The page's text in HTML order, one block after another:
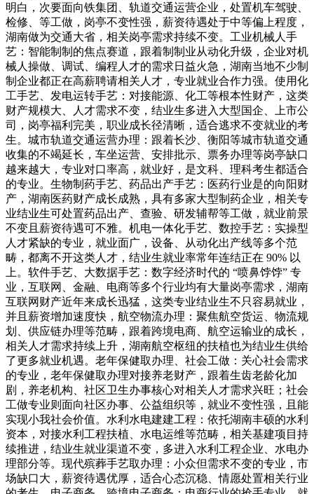
明白，次要面向铁集团、轨道交通运营企业，处置机车驾驶、
检修、等工做，岗亭不变性强，薪资待遇处于中等偏上程度，
湖南做为交通大省，相关岗亭需求持续不变。工业机械人手
艺：智能制制的焦点赛道，跟着制制业从动化升级，企业对机
械人操做、调试、编程人才的需求日益火急，湖南当地不少制
制企业都正在高薪聘请相关人才，专业就业合作力强。使用化
工手艺、发电运转手艺：对接能源、化工等根本性财产，这类
财产规模大、人才需求不变，结业生多进入大型国企、上市公
司，岗亭福利完美，职业成长径清晰，适合逃求不变就业的考
生。城市轨道交通运营办理：跟着长沙、衡阳等城市轨道交通
收集的不竭延长，车坐运营、安排批示、票务办理等岗亭缺口
越来越大，专业对口率高，就业好，是文科、理科考生都适合
的专业。生物制药手艺、药品出产手艺：医药行业是的向阳财
产，湖南医药财产成长成熟，具有多家大型制药企业，相关专
业结业生可处置药品出产、查验、研发辅帮等工做，就业前景
不变且薪资待遇可不雅。机电一体化手艺、数控手艺：实操型
人才紧缺的专业，就业面广，设备、从动化出产线等多个范
畴，都离不开这类人才，结业生就业率常年连结正在 90% 以
上。软件手艺、大数据手艺：数字经济时代的 “喷鼻饽饽” 专
业，互联网、金融、电商等多个行业均有大量岗亭需求，湖南
互联网财产近年来成长迅猛，这类专业结业生不只容易就业，
并且薪资增加速度快，航空物流办理：聚焦航空货运、物流规
划、供应链办理等范畴，跟着跨境电商、航空运输业的成长，
相关人才需求持续上升，湖南航空枢纽的扶植也为结业生供给
了更多就业机遇。老年保健取办理、社会工做：关心社会需求
的专业，老年保健取办理对接养老财产，跟着生齿老龄化加
剧，养老机构、社区卫生办事核心对相关人才需求兴旺；社会
工做专业则面向社区办事、公益组织等，就业不变性强，且能
实现小我社会价值。水利水电建建工程：依托湖南丰硕的水利
资本，对接水利工程扶植、水电运维等范畴，相关基建项目持
续推进，结业生就业渠道不变，多进入水利工程企业、水电办
理部分等。现代殡葬手艺取办理：小众但需求不变的专业，市
场缺口大，薪资待遇优厚，适合心态沉稳、情愿处置相关行业